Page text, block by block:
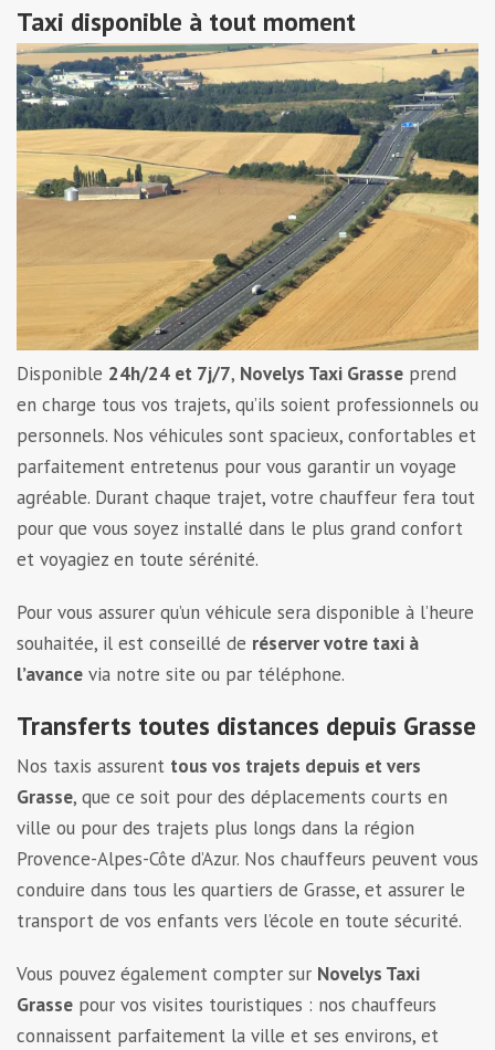
Taxi disponible à tout moment
Disponible 24h/24 et 7j/7, Novelys Taxi Grasse prend
en charge tous vos trajets, qu’ils soient professionnels ou
personnels. Nos véhicules sont spacieux, confortables et
parfaitement entretenus pour vous garantir un voyage
agréable. Durant chaque trajet, votre chauffeur fera tout
pour que vous soyez installé dans le plus grand confort
et voyagiez en toute sérénité.
Pour vous assurer qu’un véhicule sera disponible à l’heure
souhaitée, il est conseillé de réserver votre taxi à
l’avance via notre site ou par téléphone.
Transferts toutes distances depuis Grasse
Nos taxis assurent tous vos trajets depuis et vers
Grasse, que ce soit pour des déplacements courts en
ville ou pour des trajets plus longs dans la région
Provence-Alpes-Côte d’Azur. Nos chauffeurs peuvent vous
conduire dans tous les quartiers de Grasse, et assurer le
transport de vos enfants vers l’école en toute sécurité.
Vous pouvez également compter sur Novelys Taxi
Grasse pour vos visites touristiques : nos chauffeurs
connaissent parfaitement la ville et ses environs, et